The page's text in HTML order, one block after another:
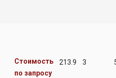
Стоимость
по запросу
213.9 3